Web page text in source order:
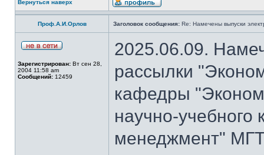
Вернуться наверх
Проф.А.И.Орлов Заголовок сообщения: Re: Намечены выпуски
Зарегистрирован: Вт сен 28,
2004 11:58 am
Сообщений: 12459
2025.06.09.
рассылки
кафедры
научно-
менеджмент"